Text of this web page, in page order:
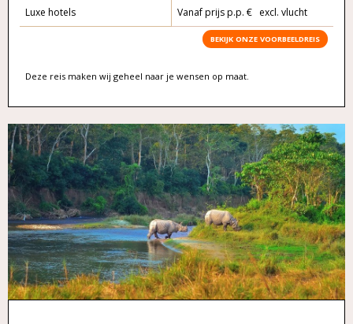
Luxe hotels Vanaf prijs p.p. € excl. vlucht
BEKIJK ONZE VOORBEELDREIS
Deze reis maken wij geheel naar je wensen op maat.